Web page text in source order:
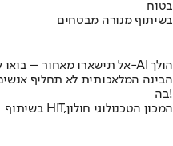
בטוח
בשיתוף מנורה מבטחים
אל תישארו מאחור – בואו לגלות לאן ה-AI הולך
הבינה המלאכותית לא תחליף
בה!
בשיתוף HIT,המכון הטכנולוגי חולון